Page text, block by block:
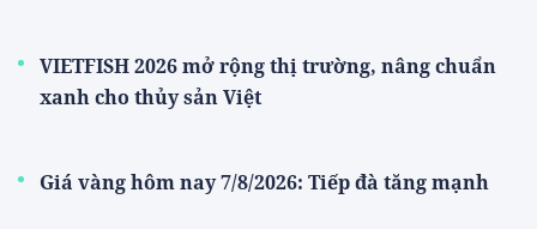
VIETFISH 2026 mở rộng thị trường, nâng chuẩn
xanh cho thủy sản Việt
Giá vàng hôm nay 7/8/2026: Tiếp đà tăng mạnh